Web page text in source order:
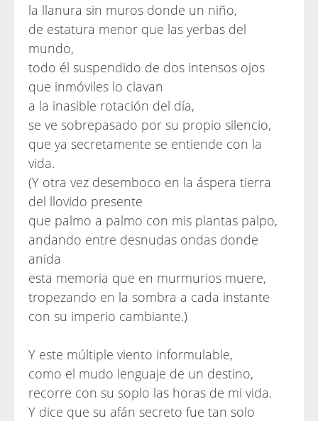
la llanura sin muros donde un niño,
de estatura menor que las yerbas del
mundo,
todo él suspendido de dos intensos ojos
que inmóviles lo clavan
a la inasible rotación del día,
se ve sobrepasado por su propio silencio,
que ya secretamente se entiende con la
vida.
(Y otra vez desemboco en la áspera tierra
del llovido presente
que palmo a palmo con mis plantas palpo,
andando entre desnudas ondas donde
anida
esta memoria que en murmurios muere,
tropezando en la sombra a cada instante
con su imperio cambiante.)
Y este múltiple viento informulable,
como el mudo lenguaje de un destino,
recorre con su soplo las horas de mi vida.
Y dice que su afán secreto fue tan solo